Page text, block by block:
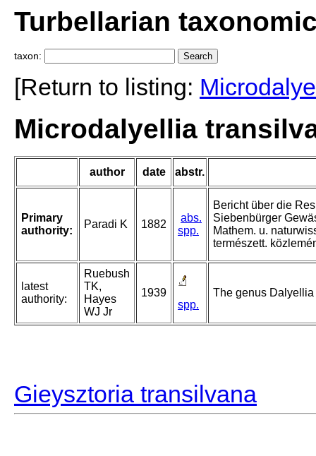
Turbellarian
taxon:
[Return to listing:
Microdalyellia
author date abstr.
Primary
authority:
Paradi K 1882
abs.
spp.
Bericht über die
Siebenbürger
Mathem. u.
természett.
latest
authority:
Ruebush
TK,
Hayes
WJ Jr
1939
spp.
The genus Dalyellia
Gieysztoria transilvana